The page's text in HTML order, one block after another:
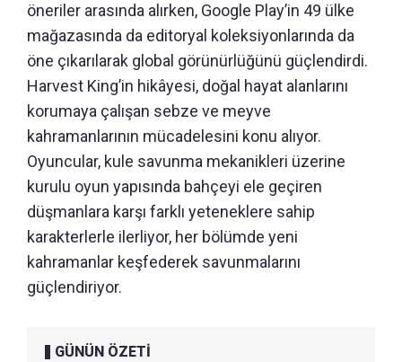
öneriler arasında alırken, Google Play’in 49 ülke
mağazasında da editoryal koleksiyonlarında da
öne çıkarılarak global görünürlüğünü güçlendirdi.
Harvest King’in hikâyesi, doğal hayat alanlarını
korumaya çalışan sebze ve meyve
kahramanlarının mücadelesini konu alıyor.
Oyuncular, kule savunma mekanikleri üzerine
kurulu oyun yapısında bahçeyi ele geçiren
düşmanlara karşı farklı yeteneklere sahip
karakterlerle ilerliyor, her bölümde yeni
kahramanlar keşfederek savunmalarını
güçlendiriyor.
GÜNÜN ÖZETİ